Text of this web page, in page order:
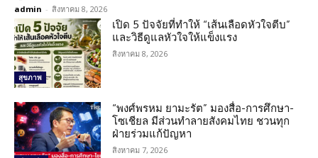
admin - สิงหาคม 8, 2026
สุขภาพ
เปิด 5 ปัจจัยที่ทำให้ “เส้นเลือดหัวใจตีบ”
และวิธีดูแลหัวใจให้แข็งแรง
สิงหาคม 8, 2026
“พงศ์พรหม ยามะรัต” มองสื่อ-การศึกษา-
โซเชียล มีส่วนทำลายสังคมไทย ชวนทุก
ฝ่ายร่วมแก้ปัญหา
สิงหาคม 7, 2026